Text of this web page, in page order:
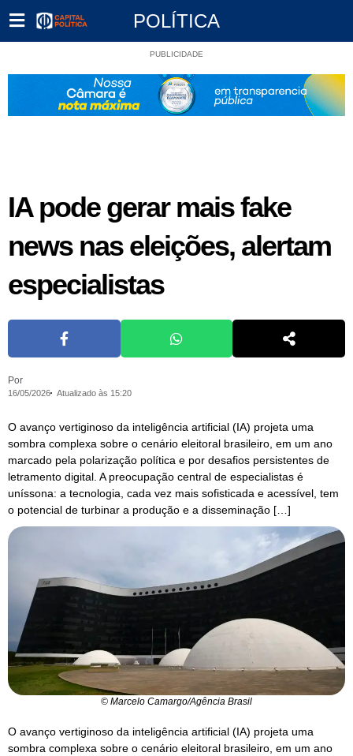
POLÍTICA
PUBLICIDADE
IA pode gerar mais fake
news nas eleições, alertam
especialistas
Por
16/05/2026 Atualizado às 15:20
O avanço vertiginoso da inteligência artificial (IA) projeta uma
sombra complexa sobre o cenário eleitoral brasileiro, em um ano
marcado pela polarização política e por desafios persistentes de
letramento digital. A preocupação central de especialistas é
uníssona: a tecnologia, cada vez mais sofisticada e acessível, tem
o potencial de turbinar a produção e a disseminação […]
© Marcelo Camargo/Agência Brasil
O avanço vertiginoso da inteligência artificial (IA) projeta uma
sombra complexa sobre o cenário eleitoral brasileiro, em um ano